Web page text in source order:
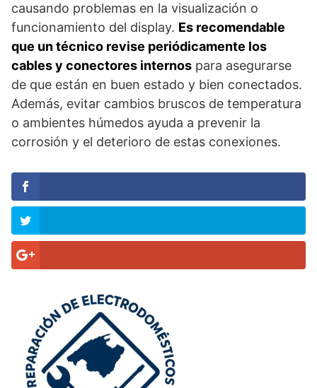
causando problemas en la visualización o
funcionamiento del display. Es recomendable
que un técnico revise periódicamente los
cables y conectores internos para asegurarse
de que están en buen estado y bien conectados.
Además, evitar cambios bruscos de temperatura
o ambientes húmedos ayuda a prevenir la
corrosión y el deterioro de estas conexiones.